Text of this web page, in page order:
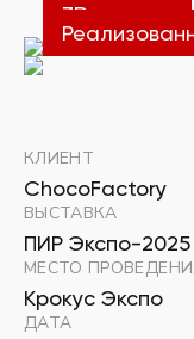
3D модель
КЛИЕНТ
ChocoFactory
ВЫСТАВКА
ПИР Экспо-2025
МЕСТО
Крокус Экспо
ДАТА